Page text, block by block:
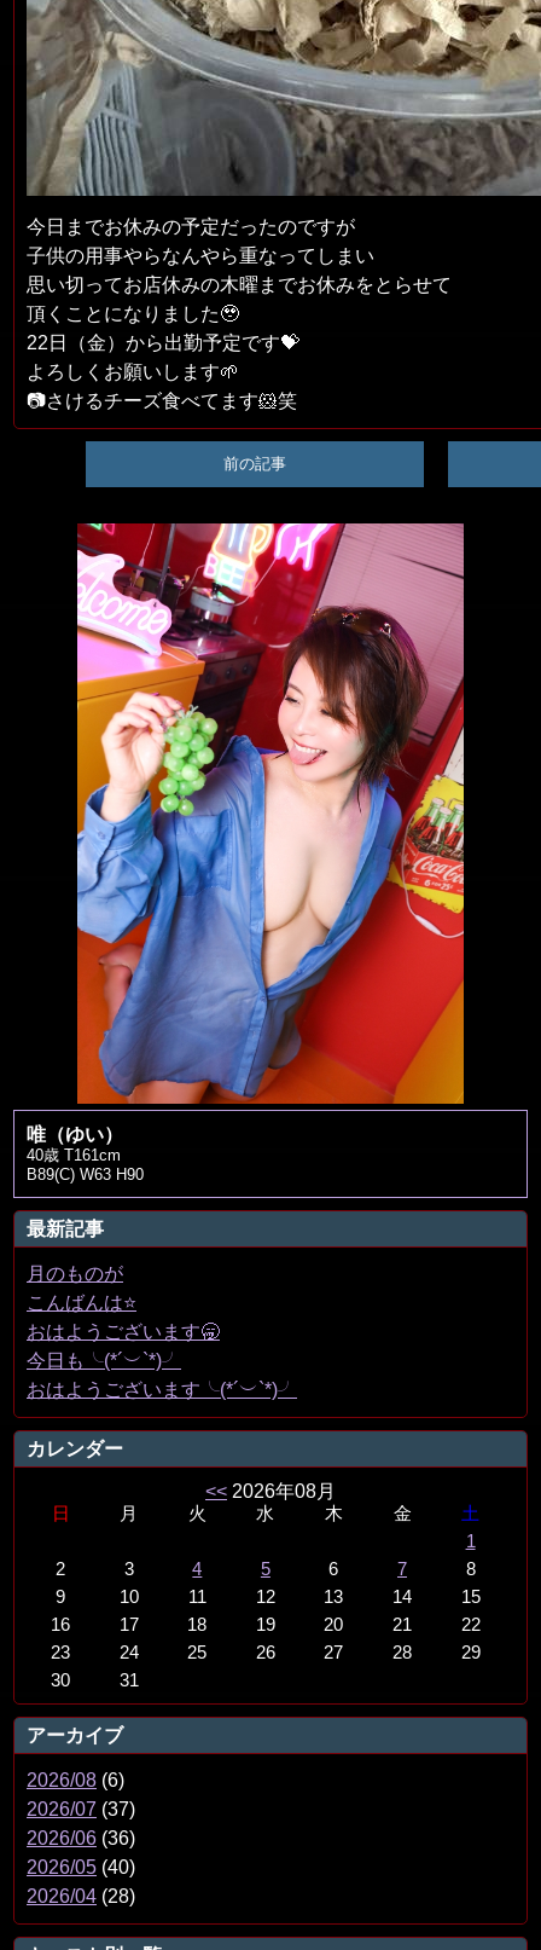
唯（ゆい）
40歳 T161cm
B89(C) W63 H90
最新記事
月のものが
こんばんは⭐️
おはようございます🥱
今日も╰(*´︶`*)╯
おはようございます╰(*´︶`*)╯
カレンダー
<< 2026年08月
日 月 火 水 木 金
土
1
2
3 4 5 6 7
8
9
10 11 12 13 14
15
16
17 18 19 20 21
22
23
24 25 26 27 28
29
30
31
アーカイブ
2026/08 (6)
2026/07 (37)
2026/06 (36)
2026/05 (40)
2026/04 (28)
今日までお休みの予定だったのですが
子供の用事やらなんやら重なってしまい
思い切ってお店休みの木曜までお休みをとらせて
頂くことになりました🥹
22日（金）から出勤予定です💝
よろしくお願いします🌱
📷さけるチーズ食べてます🐹笑
前の記事